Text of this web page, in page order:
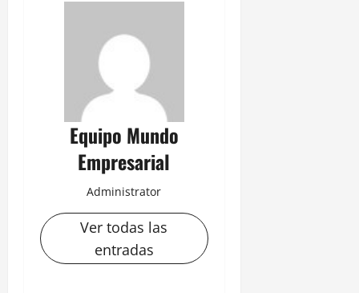
Equipo Mundo
Empresarial
Administrator
Ver todas las
entradas